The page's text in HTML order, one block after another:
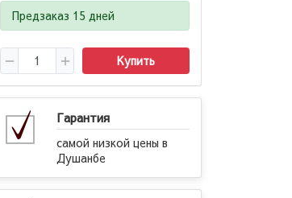
Предзаказ 15 дней
Купить
Гарантия
самой низкой цены в
Душанбе